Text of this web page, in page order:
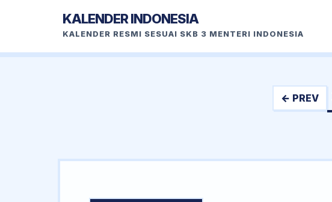
KALENDER INDONESIA
KALENDER RESMI SESUAI SKB 3 MENTERI INDONESIA
← PREV